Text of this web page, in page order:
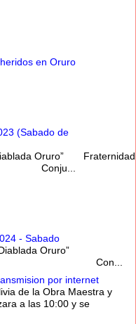
en Oruro
(Sabado de
Oruro” Fraternidad
Conju...
- Sabado
Oruro”
Incas” Con...
por internet
de la Obra Maestra y
a las 10:00 y se